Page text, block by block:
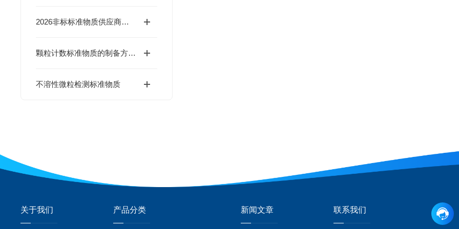
2026非标标准物质供应商实力深析：从定制能力到交付时效，精选北京海岸鸿蒙
颗粒计数标准物质的制备方法与性能分析
不溶性微粒检测标准物质
关于我们 产品分类 新闻文章 联系我们